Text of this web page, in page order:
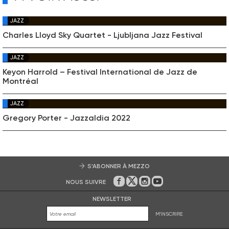
JAZZ
Charles Lloyd Sky Quartet - Ljubljana Jazz Festival
JAZZ
Keyon Harrold – Festival International de Jazz de
Montréal
JAZZ
Gregory Porter - Jazzaldia 2022
S’ABONNER À MEZZO
NOUS SUIVRE Sur Facebook
Sur Twitter
Sur Instagram
Sur Youtube
NEWSLETTER
M'INSCRIRE